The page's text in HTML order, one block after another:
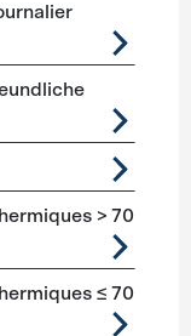
> 70
≤ 70